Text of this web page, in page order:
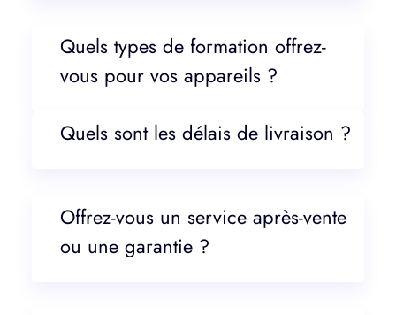
Quels types de formation offrez-
vous pour vos appareils ?
Quels sont les délais de livraison ?
Offrez-vous un service après-vente
ou une garantie ?